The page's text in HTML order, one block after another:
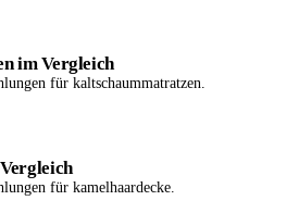
im Vergleich
für kaltschaummatratzen.
für kamelhaardecke.